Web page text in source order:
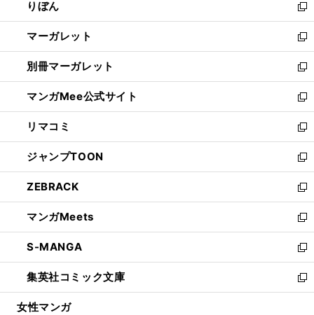
く
で
開
く
ド
ウ
で
開
く
ィ
ン
ド
ウ
で
開
く
りぼん
新
し
い
ウ
ィ
ン
ド
ウ
で
開
く
マーガレット
新
し
い
ウ
ィ
ン
ド
ウ
で
開
く
別冊マーガレット
新
し
い
ウ
ィ
ン
ド
ウ
で
開
く
マンガMee公式サイト
新
し
い
ウ
ィ
ン
ド
ウ
で
開
く
リマコミ
新
し
い
ウ
ィ
ン
ド
ウ
で
開
く
ジャンプTOON
新
し
い
ウ
ィ
ン
ド
ウ
で
開
ZEBRACK
新
し
い
ウ
ィ
ン
ド
ウ
マンガMeets
新
し
い
ウ
ィ
ン
S-MANGA
新
し
い
ウ
集英社コミック文庫
新
し
女性マンガ